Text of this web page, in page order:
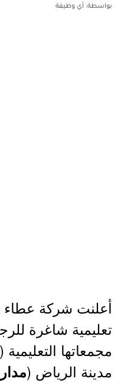
بواسطة: أي وظيفة
أعلنت شركة عطاء
تعليمية شاغرة
مجمعاتها التعليمية (
مدينة الرياض (